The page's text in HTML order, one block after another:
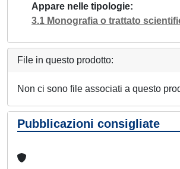
Appare nelle tipologie
3.1 Monografia o trattato
File in questo prodotto:
Non ci sono file associati a questo
Pubblicazioni consigliate